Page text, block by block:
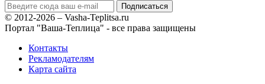
© 2012-2026 – Vasha-Teplitsa.ru
Портал "Ваша-Теплица" - все права защищены
Контакты
Рекламодателям
Карта сайта